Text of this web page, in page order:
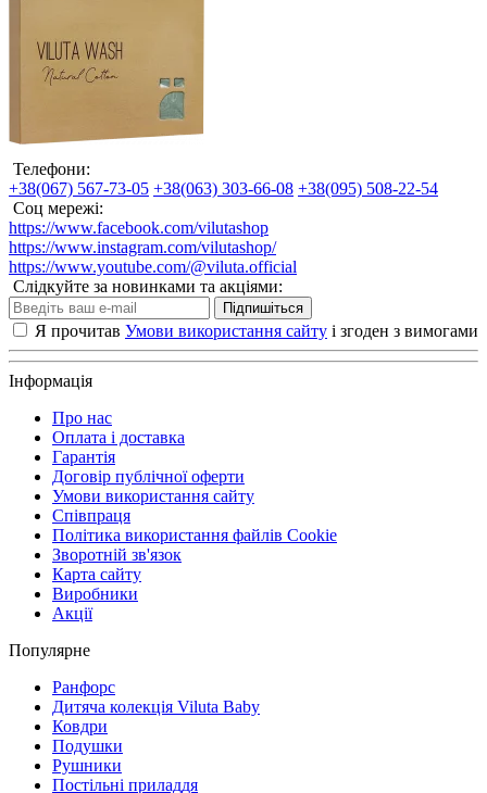
Телефони:
+38(067) 567-73-05 +38(063) 303-66-08 +38(095) 508-22-54
Соц мережі:
https://www.facebook.com/vilutashop
https://www.instagram.com/vilutashop/
https://www.youtube.com/@viluta.official
Слідкуйте за новинками та акціями:
Підпишіться
Я прочитав Умови використання сайту і згоден з вимогами
Інформація
Про нас
Оплата і доставка
Гарантія
Договір публічної оферти
Умови використання сайту
Співпраця
Політика використання файлів Cookie
Зворотній зв'язок
Карта сайту
Виробники
Акції
Популярне
Ранфорс
Дитяча колекція Viluta Baby
Ковдри
Подушки
Рушники
Постільні приладдя